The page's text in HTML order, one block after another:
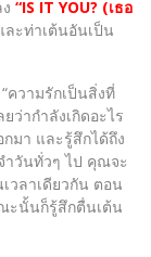
“IS IT YOU? (เธอ
ะท่าเต้นอันเป็น
วามรักเป็นสิ่งที่
ว่ากำลังเกิดอะไร
มา และรู้สึกได้ถึง
วันทั่วๆ ไป คุณจะ
วลาเดียวกัน ตอน
ะนั้นก็รู้สึกตื่นเต้น